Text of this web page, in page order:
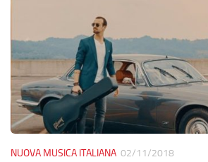
NUOVA MUSICA ITALIANA 02/11/2018